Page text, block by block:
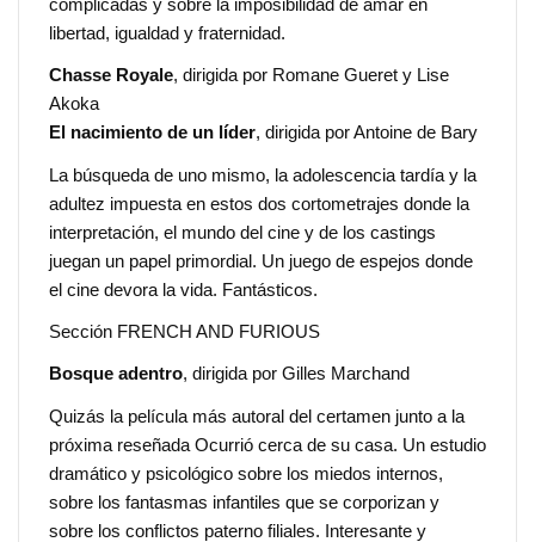
libertad, igualdad y fraternidad.
Chasse Royale, dirigida por Romane Gueret y Lise
Akoka
El nacimiento de un líder, dirigida por Antoine de Bary
La búsqueda de uno mismo, la adolescencia tardía y la
adultez impuesta en estos dos cortometrajes donde la
interpretación, el mundo del cine y de los castings
juegan un papel primordial. Un juego de espejos donde
el cine devora la vida. Fantásticos.
Sección FRENCH AND FURIOUS
Bosque adentro, dirigida por Gilles Marchand
Quizás la película más autoral del certamen junto a la
próxima reseñada Ocurrió cerca de su casa. Un estudio
dramático y psicológico sobre los miedos internos,
sobre los fantasmas infantiles que se corporizan y
sobre los conflictos paterno filiales. Interesante y